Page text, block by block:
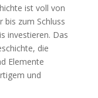
ist voll von
bis zum Schluss
investieren. Das
die
Elemente
und